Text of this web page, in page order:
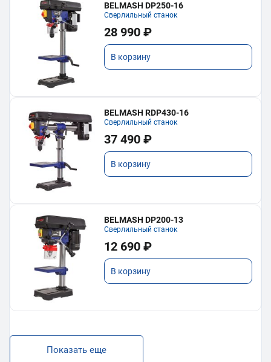
BELMASH DP250-16
Сверлильный станок
28 990 ₽
В корзину
BELMASH RDP430-16
Сверлильный станок
37 490 ₽
В корзину
BELMASH DP200-13
Сверлильный станок
12 690 ₽
В корзину
Показать еще